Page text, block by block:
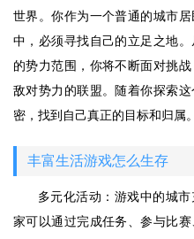
世界。你作为一个普通的城市
中，必须寻找自己的立足之地
的势力范围，你将不断面对挑
敌对势力的联盟。随着你探索
密，找到自己真正的目标和归属。
丰富生活游戏怎么生存
多元化活动：游戏中的城
家可以通过完成任务、参与比